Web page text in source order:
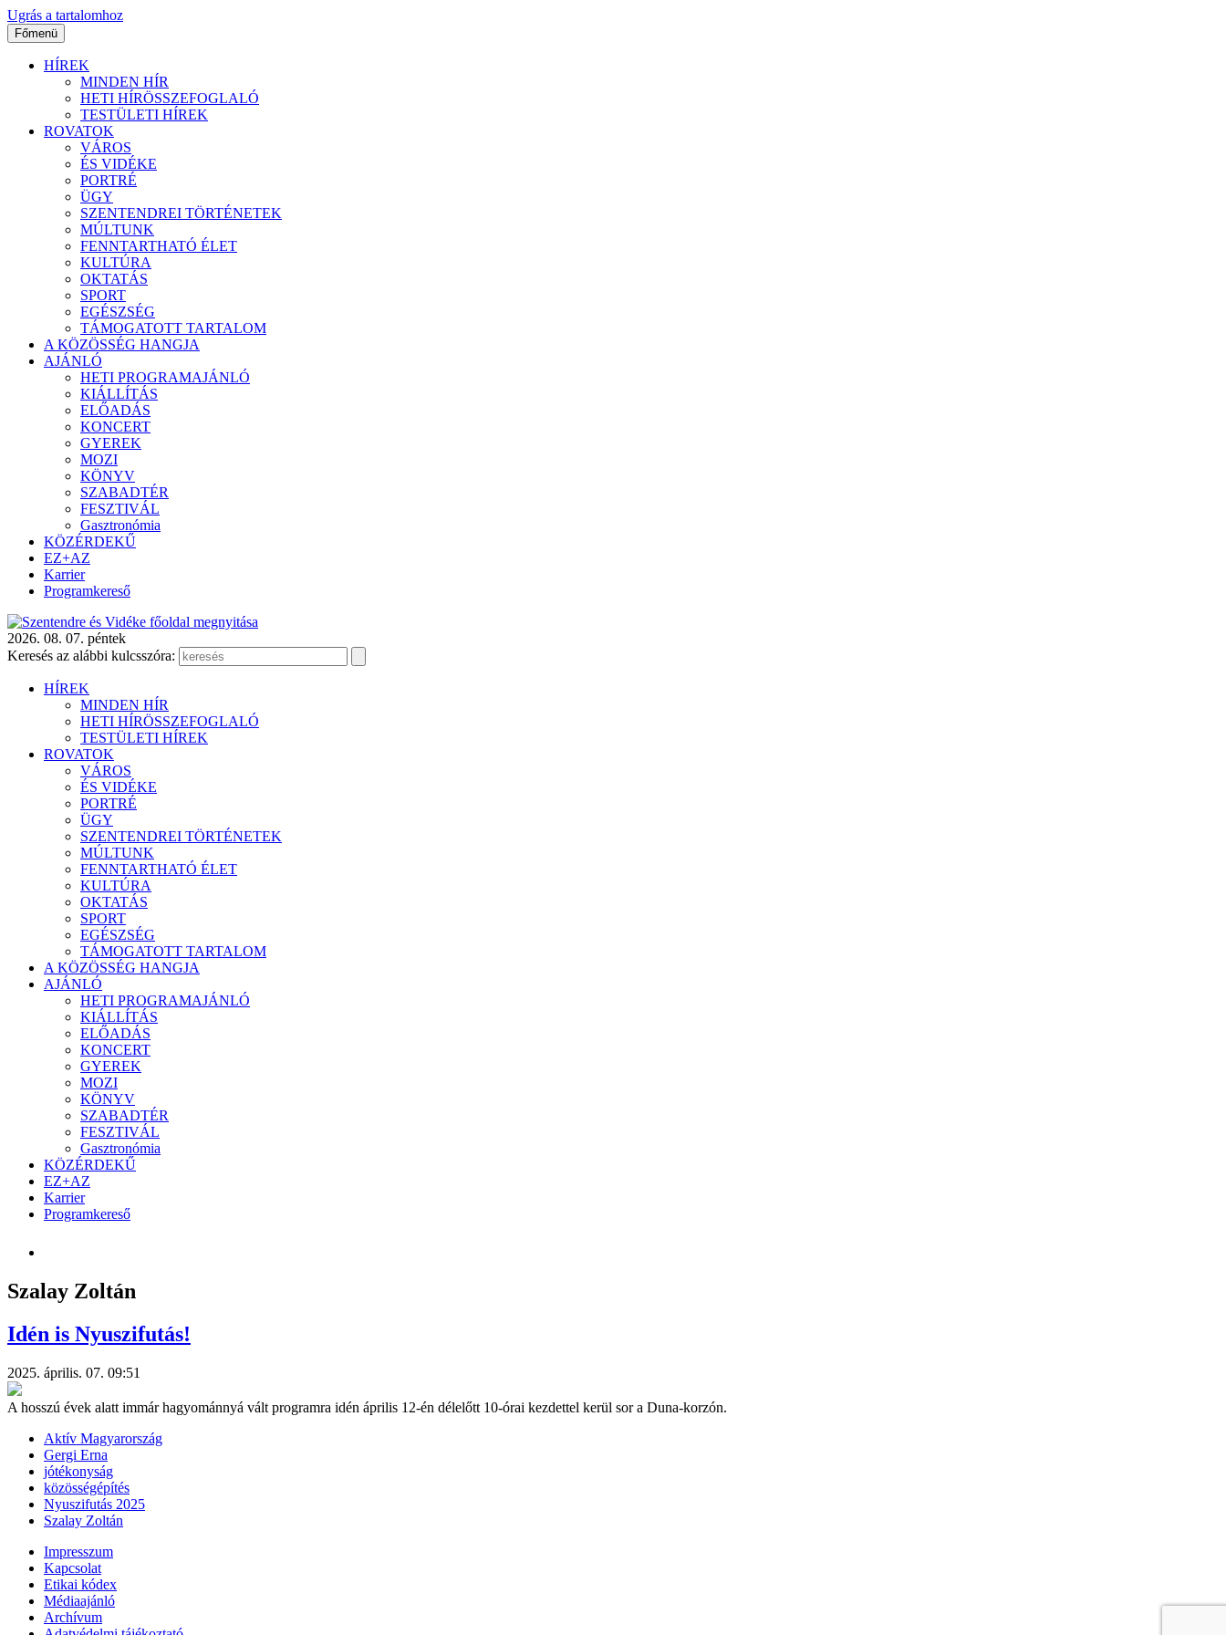
Ugrás a tartalomhoz
Főmenü
HÍREK
MINDEN HÍR
HETI HÍRÖSSZEFOGLALÓ
TESTÜLETI HÍREK
ROVATOK
VÁROS
ÉS VIDÉKE
PORTRÉ
ÜGY
SZENTENDREI TÖRTÉNETEK
MÚLTUNK
FENNTARTHATÓ ÉLET
KULTÚRA
OKTATÁS
SPORT
EGÉSZSÉG
TÁMOGATOTT TARTALOM
A KÖZÖSSÉG HANGJA
AJÁNLÓ
HETI PROGRAMAJÁNLÓ
KIÁLLÍTÁS
ELŐADÁS
KONCERT
GYEREK
MOZI
KÖNYV
SZABADTÉR
FESZTIVÁL
Gasztronómia
KÖZÉRDEKŰ
EZ+AZ
Karrier
Programkereső
2026. 08. 07. péntek
Keresés az alábbi kulcsszóra:
HÍREK
MINDEN HÍR
HETI HÍRÖSSZEFOGLALÓ
TESTÜLETI HÍREK
ROVATOK
VÁROS
ÉS VIDÉKE
PORTRÉ
ÜGY
SZENTENDREI TÖRTÉNETEK
MÚLTUNK
FENNTARTHATÓ ÉLET
KULTÚRA
OKTATÁS
SPORT
EGÉSZSÉG
TÁMOGATOTT TARTALOM
A KÖZÖSSÉG HANGJA
AJÁNLÓ
HETI PROGRAMAJÁNLÓ
KIÁLLÍTÁS
ELŐADÁS
KONCERT
GYEREK
MOZI
KÖNYV
SZABADTÉR
FESZTIVÁL
Gasztronómia
KÖZÉRDEKŰ
EZ+AZ
Karrier
Programkereső
Szalay Zoltán
Idén is Nyuszifutás!
2025. április. 07. 09:51
A hosszú évek alatt immár hagyománnyá vált programra idén április 12-én délelőtt 10-órai kezdettel kerül sor a Duna-korzón.
Aktív Magyarország
Gergi Erna
jótékonyság
közösségépítés
Nyuszifutás 2025
Szalay Zoltán
Impresszum
Kapcsolat
Etikai kódex
Médiaajánló
Archívum